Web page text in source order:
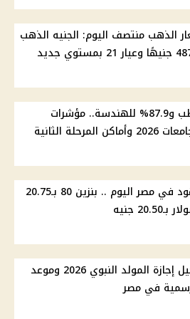
الذهب منتصف اليوم: الجنيه الذهب
92.8% للطب و87.9% للهندسة.. مؤشرات
الثانية
أسعار الوقود في مصر اليوم .. بنزين 80 بـ20.75
جنيه
موقف ترحيل إجازة المولد النبوي 2026 وموعد
في مصر